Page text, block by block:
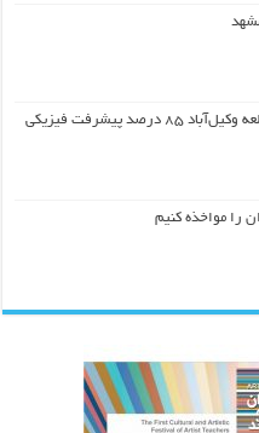
طراحی شهری محدوده قلعه وکیل‌آباد ۸۵ درصد پیشرفت فیزیکی
را مواخذه کنیم